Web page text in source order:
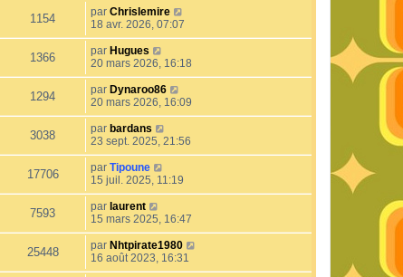
1154 par Chrislemire
18 avr. 2026, 07:07
1366 par Hugues
20 mars 2026, 16:18
1294 par Dynaroo86
20 mars 2026, 16:09
3038 par bardans
23 sept. 2025, 21:56
17706 par Tipoune
15 juil. 2025, 11:19
7593 par laurent
15 mars 2025, 16:47
25448 par Nhtpirate1980
16 août 2023, 16:31